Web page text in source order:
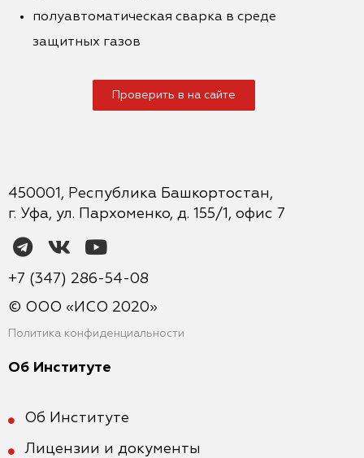
полуавтоматическая сварка в среде
защитных газов
Проверить в на сайте
450001, Республика Башкортостан,
г. Уфа, ул. Пархоменко, д. 155/1, офис 7
+7 (347) 286-54-08
© ООО «ИСО 2020»
Политика конфиденциальности
Об Институте
Об Институте
Лицензии и документы